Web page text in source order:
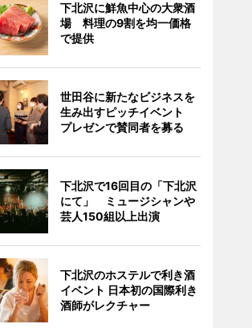
下北沢に鮮魚中心の大衆酒
場 料理の9割を均一価格
で提供
世田谷に新たなビジネスを
生み出すピッチイベント
プレゼンで賛同者を募る
下北沢で16回目の「下北沢
にて」 ミュージシャンや
芸人150組以上出演
下北沢のホステルで利き酒
イベント 日本初の国際利き
酒師がレクチャー